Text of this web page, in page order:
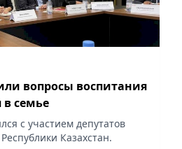
вопросы воспитания
семье
с участием депутатов
Казахстан.